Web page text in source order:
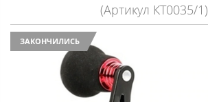
(Артикул КТ0035/1)
ЗАКОНЧИЛИСЬ